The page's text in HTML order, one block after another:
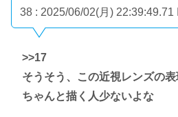
38 : 2025/06/02(月) 22:39:49.71
>>17
そうそう、この近視レンズの表
ちゃんと描く人少ないよな